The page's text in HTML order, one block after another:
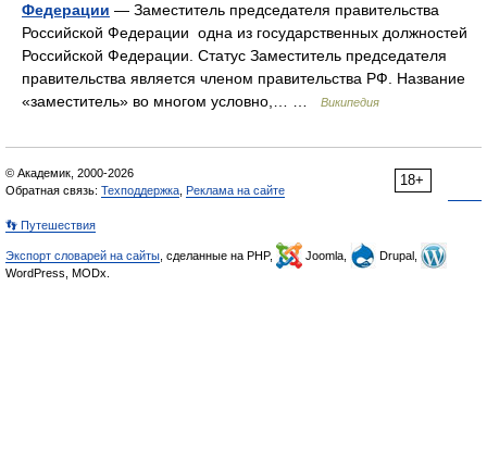
Федерации — Заместитель председателя правительства
Российской Федерации одна из государственных должностей
Российской Федерации. Статус Заместитель председателя
правительства является членом правительства РФ. Название
«заместитель» во многом условно,… …
Википедия
18+
© Академик, 2000-2026
Обратная связь: Техподдержка Реклама на сайте
👣 Путешествия
Экспорт словарей на сайты , сделанные на PHP, Joomla,
Drupal,
WordPress, MODx.